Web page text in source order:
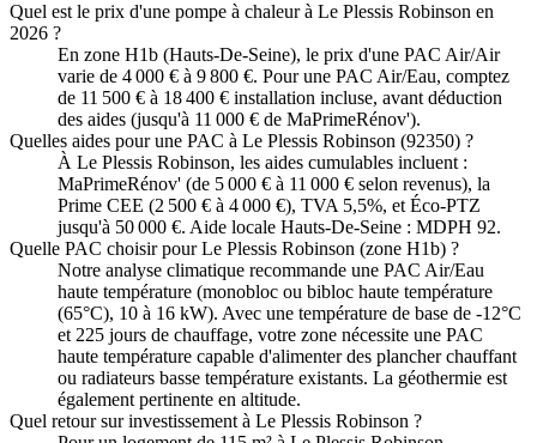
Quel est le prix d'une pompe à chaleur à Le Plessis Robinson en
2026 ?
En zone H1b (Hauts-De-Seine), le prix d'une PAC Air/Air
varie de 4 000 € à 9 800 €. Pour une PAC Air/Eau, comptez
de 11 500 € à 18 400 € installation incluse, avant déduction
des aides (jusqu'à 11 000 € de MaPrimeRénov').
Quelles aides pour une PAC à Le Plessis Robinson (92350) ?
À Le Plessis Robinson, les aides cumulables incluent :
MaPrimeRénov' (de 5 000 € à 11 000 € selon revenus), la
Prime CEE (2 500 € à 4 000 €), TVA 5,5%, et Éco-PTZ
jusqu'à 50 000 €. Aide locale Hauts-De-Seine : MDPH 92.
Quelle PAC choisir pour Le Plessis Robinson (zone H1b) ?
Notre analyse climatique recommande une PAC Air/Eau
haute température (monobloc ou bibloc haute température
(65°C), 10 à 16 kW). Avec une température de base de -12°C
et 225 jours de chauffage, votre zone nécessite une PAC
haute température capable d'alimenter des plancher chauffant
ou radiateurs basse température existants. La géothermie est
également pertinente en altitude.
Quel retour sur investissement à Le Plessis Robinson ?